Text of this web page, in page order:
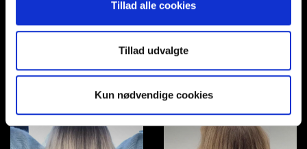
Tillad alle cookies
Tillad udvalgte
Kun nødvendige cookies